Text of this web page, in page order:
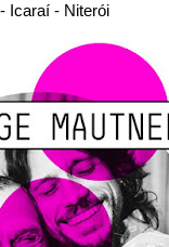
Icaraí - Niterói